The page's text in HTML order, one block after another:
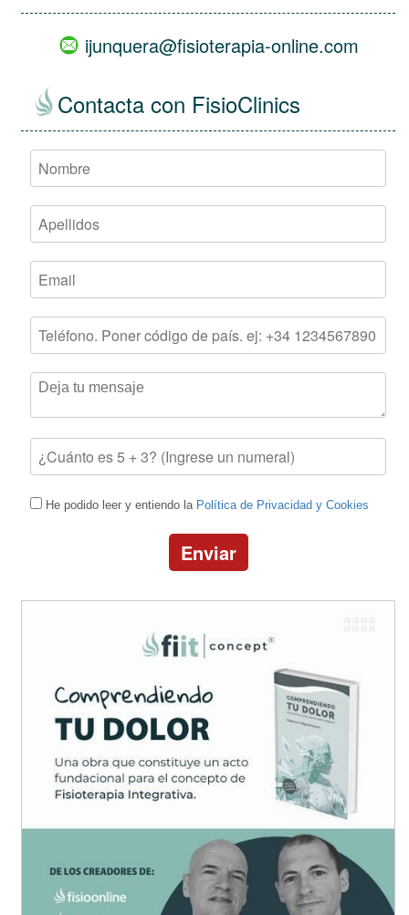
ijunquera@fisioterapia-online.com
Contacta con FisioClinics
He podido leer y entiendo la Política de Privacidad y Cookies
Enviar